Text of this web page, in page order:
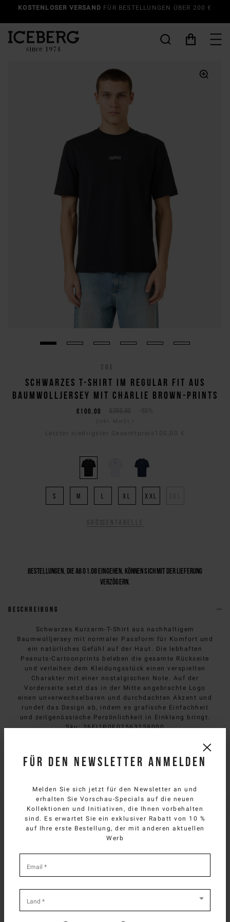
SOMMERSALE BIS ZU 50% RABATT | MEHR ENTDECKEN HERREN
26E
SCHWARZES T-SHIRT IM REGULAR FIT AUS
BAUMWOLLJERSEY MIT CHARLIE BROWN-PRINTS
€200,00 -50%
€100,00
Letzter niedrigster Gesamtpreis 100,00 €
S M XL XXL
Größentabelle
Bestellungen, die ab 01.08 eingehen, können sich mit der Lieferung
verzögern.
Beschreibung
Schwarzes Kurzarm-T-Shirt aus nachhaltigem
Baumwolljersey mit normaler Passform für Komfort und
ein natürliches Gefühl auf der Haut. Die lebhaften
Peanuts-Cartoonprints beleben die gesamte Rückseite
und verleihen dem Kleidungsstück einen verspielten
Charakter mit einer nostalgischen Note. Auf der
Vorderseite setzt das in der Mitte angebrachte Logo
einen unverwechselbaren und durchdachten Akzent und
rundet das Design ab, indem es grafische Einfachheit
und zeitgenössische Persönlichkeit in Einklang bringt.
Sku:26EI1P0F02563259000
Komposition
Size & fit
BRAUCHEN SIE HILFE?
Sie können den Kundendienst von iceberg.com per E-Mail
untercustomercare@iceberg.com
DAS KÖNNTE IHNEN AUCH
SELECT YOUR COUNTRY
You are browsingGerman Website site, but it
appears you are located in
CONTINUE TOUSSITE.
Für den Newsletter anmelden
Melden Sie sich jetzt für den Newsletter an und
erhalten Sie Vorschau-Specials auf die neuen
Kollektionen und Initiativen, die Ihnen vorbehalten
sind. Es erwartet Sie ein exklusiver Rabatt von 10 %
auf Ihre erste Bestellung, der mit anderen aktuellen
Werb
required
fields
Email *
Land *